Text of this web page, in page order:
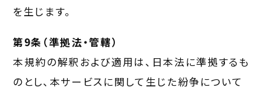
を生じます。
第9条（準拠法・管轄）
本規約の解釈および適用は、日本法に準拠するも
のとし、本サービスに関して生じた紛争について